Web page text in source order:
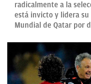
radicalmente a la
está invicto y lidera su
Mundial de Qatar por